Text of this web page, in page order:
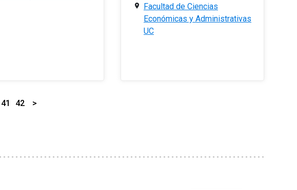
Facultad de Ciencias
Económicas y Administrativas
UC
41 42 >